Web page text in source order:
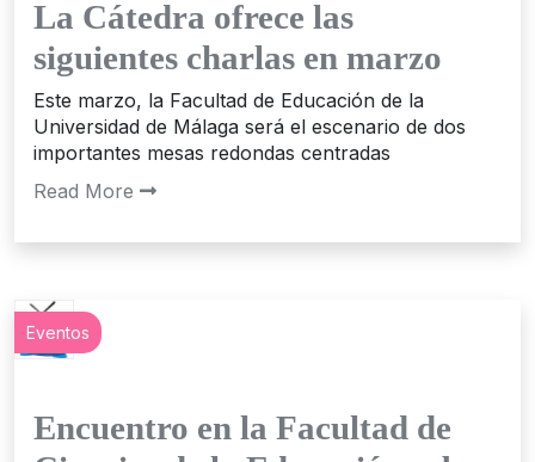
La Cátedra ofrece las
siguientes charlas en marzo
Este marzo, la Facultad de Educación de la
Universidad de Málaga será el escenario de dos
importantes mesas redondas centradas
Read More
Eventos
Encuentro en la Facultad de